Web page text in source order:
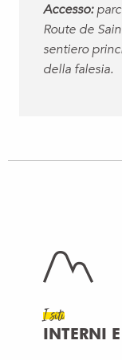
Accesso:
Route de
sentiero
della falesia.
I siti
INTERNI